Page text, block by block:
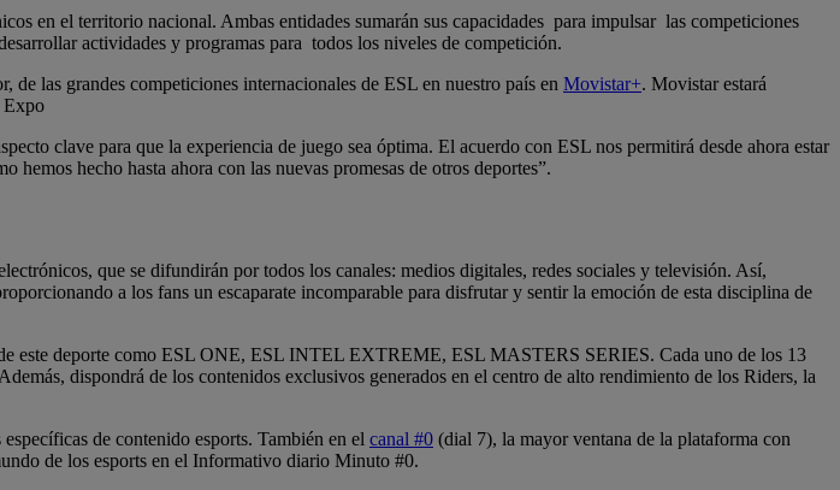
en el territorio nacional. Ambas entidades sumarán sus capacidades para impulsar las competiciones
actividades y programas para todos los niveles de competición.
las grandes competiciones internacionales de ESL en nuestro país en Movistar+. Movistar estará
Expo
clave para que la experiencia de juego sea óptima. El acuerdo con ESL nos permitirá desde ahora estar
hemos hecho hasta ahora con las nuevas promesas de otros deportes”.
que se difundirán por todos los canales: medios digitales, redes sociales y televisión. Así,
a los fans un escaparate incomparable para disfrutar y sentir la emoción de esta disciplina de
este deporte como ESL ONE, ESL INTEL EXTREME, ESL MASTERS SERIES. Cada uno de los 13
dispondrá de los contenidos exclusivos generados en el centro de alto rendimiento de los Riders, la
de contenido esports. También en el canal #0 (dial 7), la mayor ventana de la plataforma con
de los esports en el Informativo diario Minuto #0.